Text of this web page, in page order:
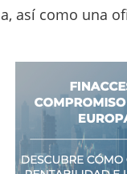
así como una